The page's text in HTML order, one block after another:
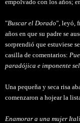
empolvado con los años;
"Buscar el Dorado", leyó,
años en que su padre se
sorprendió que estuviese
casilla de comentarios:
paradójica e imponente
Una pequeña y seca risa
comenzaron a hojear la
Enamorar a una mujer